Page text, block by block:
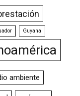
Guyana
ambiente